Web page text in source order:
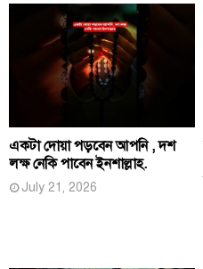
একটা দোয়া পড়বেন আপনি , দশ
লক্ষ নেকি পাবেন ইনশাল্লাহ.
July 21, 2026